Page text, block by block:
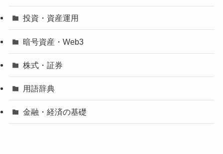
投資・資産運用
暗号資産・Web3
株式・証券
用語辞典
金融・経済の基礎